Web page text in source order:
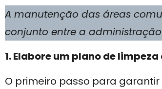
A manutenção das áreas
conjunto entre a
1. Elabore um plano de
O primeiro passo para